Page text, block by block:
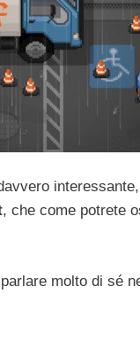
, che come potrete
molto di sé